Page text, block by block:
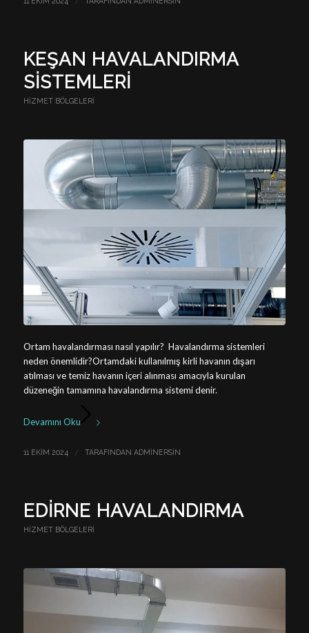
KEŞAN HAVALANDIRMA
SISTEMLERI
HIZMET BÖLGELERI
Ortam havalandırması nasıl yapılır? Havalandırma sistemleri
neden önemlidir?Ortamdaki kullanılmış kirli havanın dışarı
atılması ve temiz havanın içeri alınması amacıyla kurulan
düzeneğin tamamına havalandırma sistemi denir.
Devamını Oku
11 EKIM 2024 / TARAFINDAN ADMINERSIN
EDIRNE HAVALANDIRMA
HIZMET BÖLGELERI